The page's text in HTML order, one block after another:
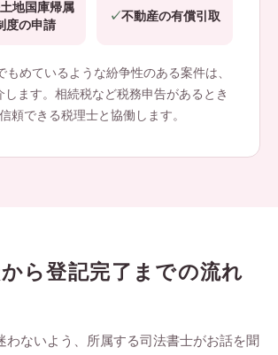
地国庫帰属
度の申請
不動産の有償引取
めているような紛争性のある案件は、
します。相続税など税務申告があるとき
頼できる税理士と協働します。
ら登記完了までの流れ
わないよう、所属する司法書士がお話を聞